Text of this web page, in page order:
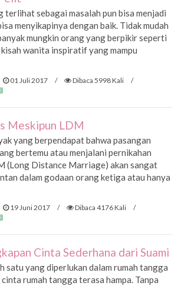
terlihat sebagai masalah pun bisa menjadi
menyikapinya dengan baik. Tidak mudah
mungkin orang yang berpikir seperti
wanita inspiratif yang mampu
01 Juli 2017 / Dibaca 5998 Kali
/
Meskipun LDM
yang berpendapat bahwa pasangan
bertemu atau menjalani pernikahan
(Long Distance Marriage) akan sangat
dalam godaan orang ketiga atau hanya
19 Juni 2017 / Dibaca 4176 Kali
/
Cinta Sederhana dari Suami
satu yang diperlukan dalam rumah tangga
rumah tangga terasa hampa. Tanpa